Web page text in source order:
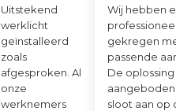
Uitstekend
werklicht
geïnstalleerd
zoals
afgesproken. Al
onze
werknemers
Wij hebben
gekregen
passende
De
sloot aan op